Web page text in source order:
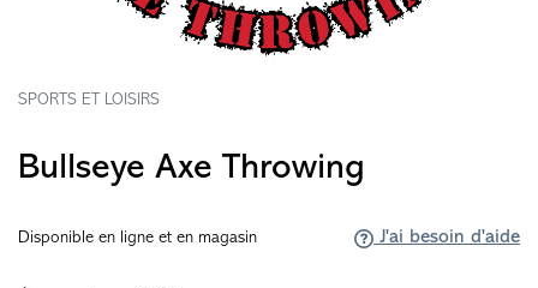
SPORTS ET LOISIRS
Bullseye Axe Throwing
Disponible en ligne et en magasin J'ai besoin d'aide